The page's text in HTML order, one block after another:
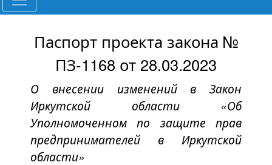
Паспорт проекта закона №
ПЗ-1168 от 28.03.2023
О внесении изменений в Закон
Иркутской области «Об
Уполномоченном по защите прав
предпринимателей в Иркутской
области»